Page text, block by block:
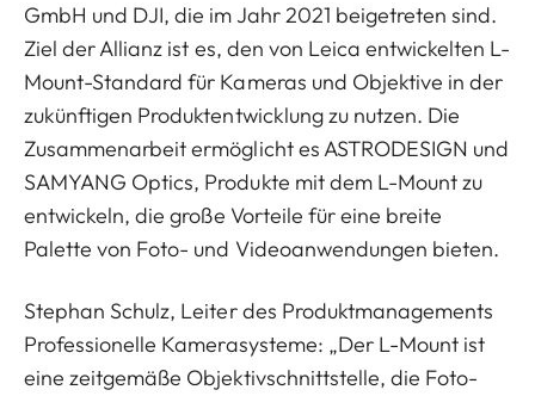
GmbH und DJI, die im Jahr 2021 beigetreten sind.
Ziel der Allianz ist es, den von Leica entwickelten L-
Mount-Standard für Kameras und Objektive in der
zukünftigen Produktentwicklung zu nutzen. Die
Zusammenarbeit ermöglicht es ASTRODESIGN und
SAMYANG Optics, Produkte mit dem L-Mount zu
entwickeln, die große Vorteile für eine breite
Palette von Foto- und Videoanwendungen bieten.
Stephan Schulz, Leiter des Produktmanagements
Professionelle Kamerasysteme: „Der L-Mount ist
eine zeitgemäße Objektivschnittstelle, die Foto-